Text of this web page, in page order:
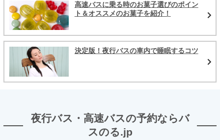
高速バスに乗る時のお菓子選びのポイン
ト＆オススメのお菓子を紹介！
決定版！夜行バスの車内で睡眠するコツ
夜行バス・高速バスの予約ならバ
スのる.jp